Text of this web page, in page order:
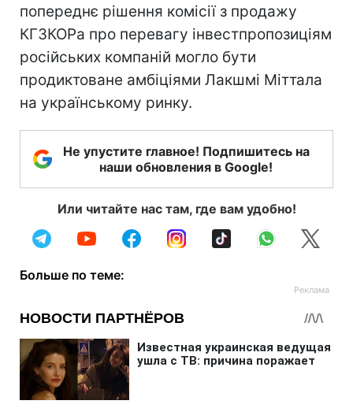
попереднє рішення комісії з продажу
КГЗКОРа про перевагу інвестпропозиціям
російських компаній могло бути
продиктоване амбіціями Лакшмі Міттала
на українському ринку.
Не упустите главное! Подпишитесь на
наши обновления в Google!
Или читайте нас там, где вам удобно!
Больше по теме: